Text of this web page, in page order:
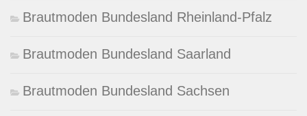
Brautmoden Bundesland Rheinland-Pfalz
Brautmoden Bundesland Saarland
Brautmoden Bundesland Sachsen